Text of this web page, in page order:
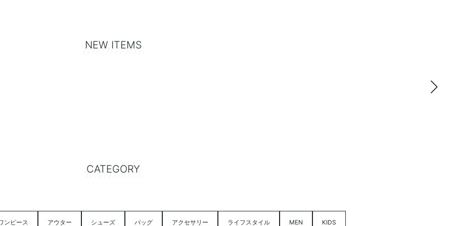
NEW ITEMS
CATEGORY
ンピース アウター シューズ バッグ アクセサリー ライフスタイル MEN KIDS